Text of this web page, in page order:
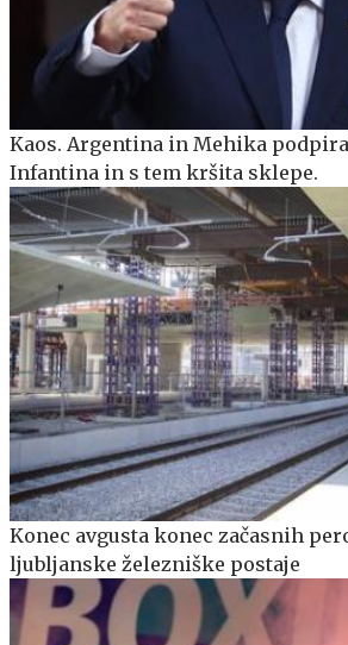
Kaos. Argentina in Mehika
Infantina in s tem kršita sklepe.
Konec avgusta konec začasnih
ljubljanske železniške postaje